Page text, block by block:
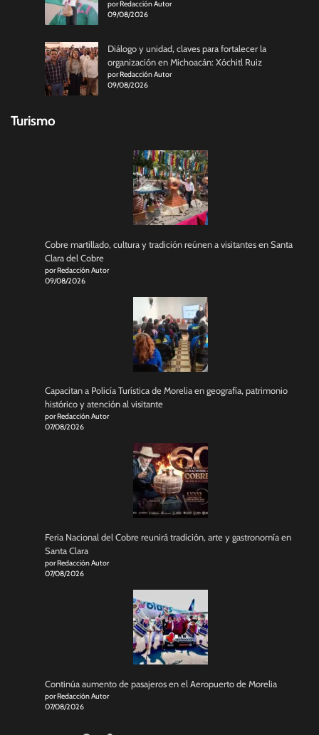
por Redacción Autor
09/08/2026
Diálogo y unidad, claves para fortalecer la
organización en Michoacán: Xóchitl Ruiz
por Redacción Autor
09/08/2026
Turismo
Cobre martillado, cultura y tradición reúnen a visitantes en Santa
Clara del Cobre
por Redacción Autor
09/08/2026
Capacitan a Policía Turística de Morelia en geografía, patrimonio
histórico y atención al visitante
por Redacción Autor
07/08/2026
Feria Nacional del Cobre reunirá tradición, arte y gastronomía en
Santa Clara
por Redacción Autor
07/08/2026
Continúa aumento de pasajeros en el Aeropuerto de Morelia
por Redacción Autor
07/08/2026